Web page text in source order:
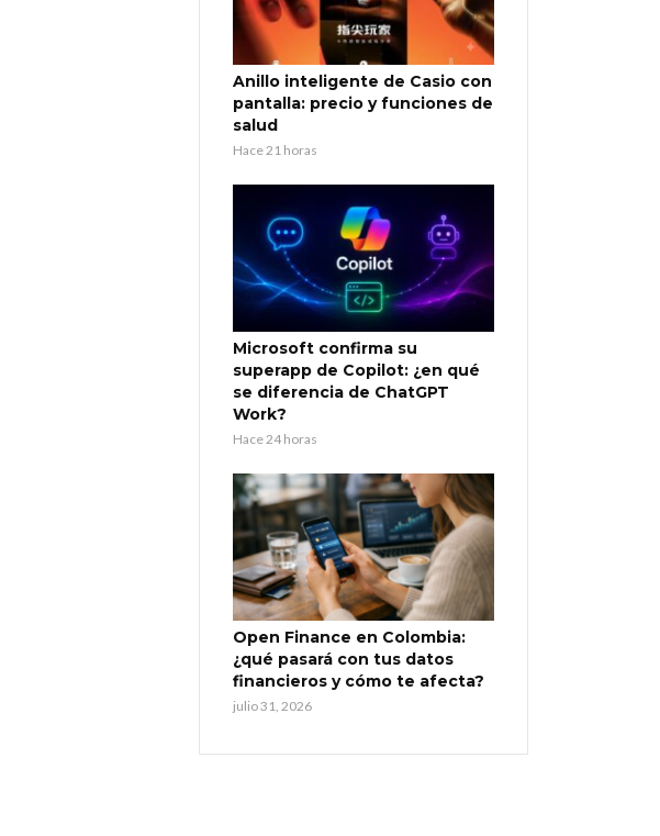
Anillo inteligente de Casio con
pantalla: precio y funciones de
salud
Hace 21 horas
Microsoft confirma su
superapp de Copilot: ¿en qué
se diferencia de ChatGPT
Work?
Hace 24 horas
Open Finance en Colombia:
¿qué pasará con tus datos
financieros y cómo te afecta?
julio 31, 2026